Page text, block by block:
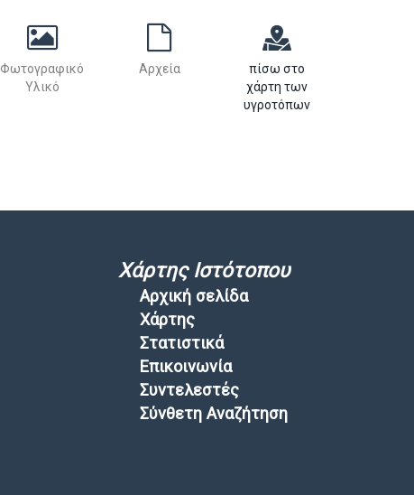
Φωτογραφικό
Υλικό
Αρχεία
πίσω στο
χάρτη των
υγροτόπων
Χάρτης Ιστότοπου
Αρχική σελίδα
Χάρτης
Στατιστικά
Επικοινωνία
Συντελεστές
Σύνθετη Αναζήτηση